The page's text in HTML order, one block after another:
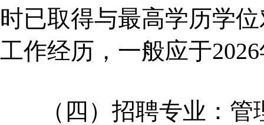
时已取得与最高学历学
工作经历，一般应于
（四）招聘专业：管